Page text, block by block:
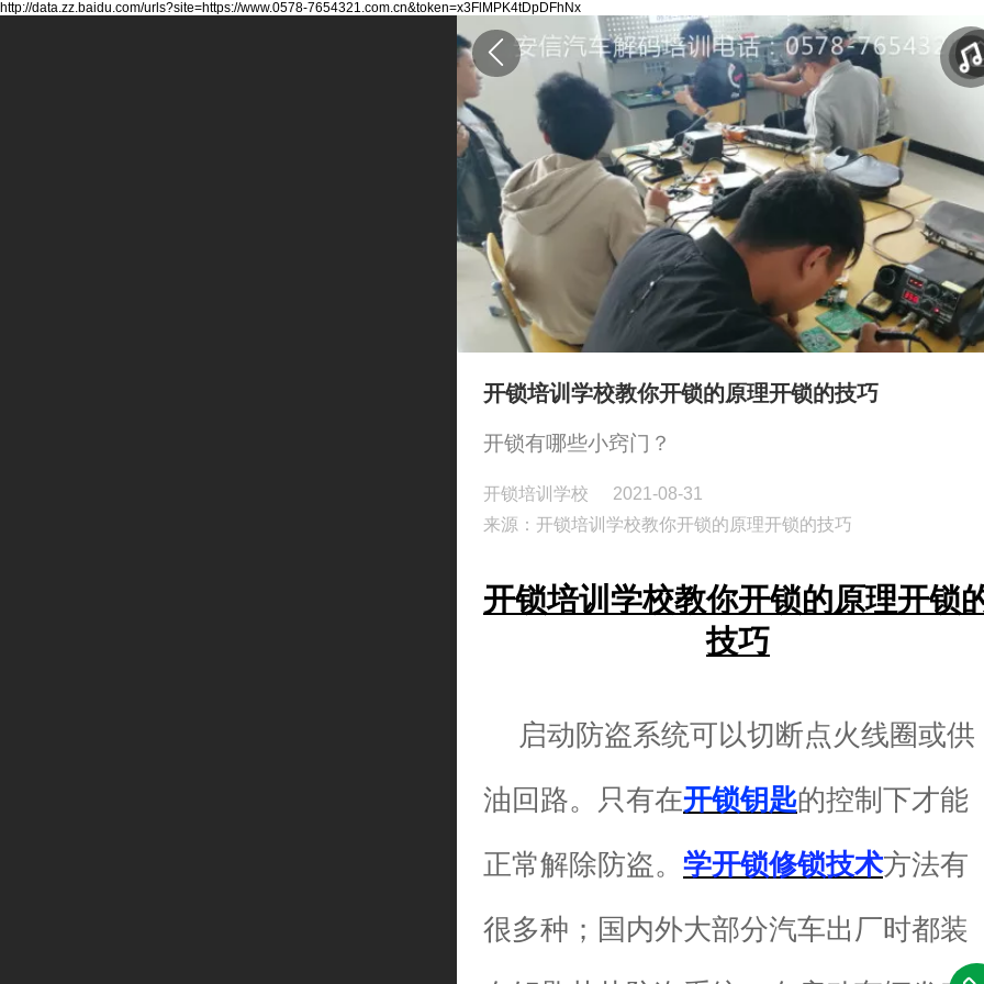
http://data.zz.baidu.com/urls?site=https://www.0578-7654321.com.cn&token=x3FlMPK4tDpDFhNx
开锁培训学校教你开锁的原理开锁的技巧
开锁有哪些小窍门？
开锁培训学校
2021-08-31
来源：开锁培训学校教你开锁的原理开锁的技巧
开锁培训学校教你开锁的原理开锁
技巧
启动防盗系统可以切断点火线圈或供
油回路。只有在开锁钥匙的控制下才能
正常解除防盗。 学开锁修锁技术方法有
很多种；国内外大部分汽车出厂时都装